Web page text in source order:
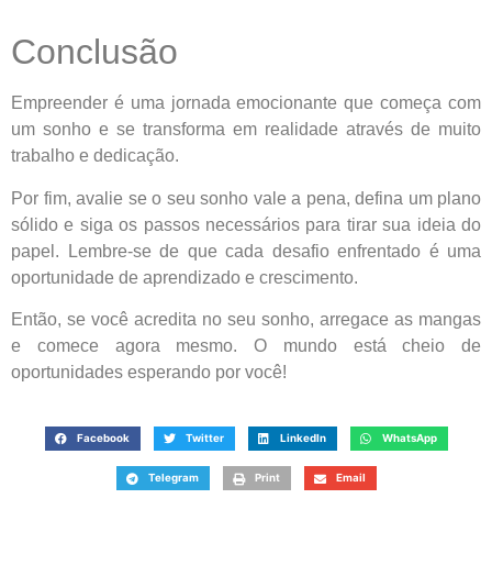
Conclusão
Empreender é uma jornada emocionante que começa com
um sonho e se transforma em realidade através de muito
trabalho e dedicação.
Por fim, avalie se o seu sonho vale a pena, defina um plano
sólido e siga os passos necessários para tirar sua ideia do
papel. Lembre-se de que cada desafio enfrentado é uma
oportunidade de aprendizado e crescimento.
Então, se você acredita no seu sonho, arregace as mangas
e comece agora mesmo. O mundo está cheio de
oportunidades esperando por você!
Facebook Twitter LinkedIn WhatsApp
Telegram Print Email